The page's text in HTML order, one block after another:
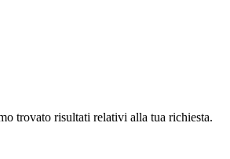
trovato risultati relativi alla tua richiesta.